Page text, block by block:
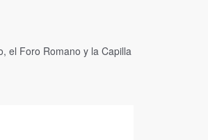
el Foro Romano y la Capilla